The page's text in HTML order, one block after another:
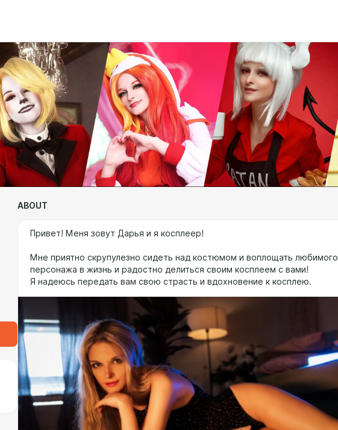
ABOUT
Привет! Меня зовут Дарья и я косплеер!
Мне приятно скрупулезно сидеть над костюмом и воплощать любимого
персонажа в жизнь и радостно делиться своим косплеем с вами!
Я надеюсь передать вам свою страсть и вдохновение к косплею.